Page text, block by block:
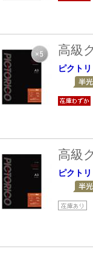
高級
ピクト
高級
ピクト